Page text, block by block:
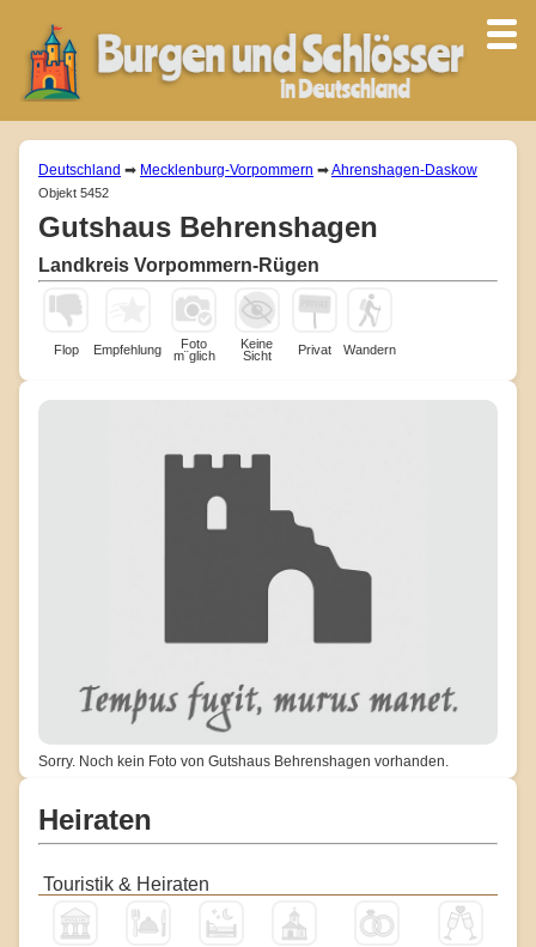
Deutschland ➡ Mecklenburg-Vorpommern ➡Ahrenshagen-Daskow
Objekt 5452
Gutshaus Behrenshagen
Landkreis Vorpommern-Rügen
Flop Empfehlung
Foto
m¨glich
Keine
Sicht
Privat Wandern
Sorry. Noch kein Foto von Gutshaus Behrenshagen vorhanden.
Heiraten
Touristik & Heiraten